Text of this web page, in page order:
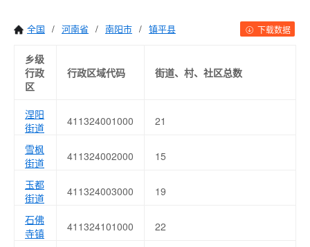
全国 / 河南省 / 南阳市 / 镇平县 下载数据
乡级
行政
区
行政区域代码 街道、村、社区总数
涅阳
街道
411324001000 21
雪枫
街道
411324002000 15
玉都
街道
411324003000 19
石佛
寺镇
411324101000 22